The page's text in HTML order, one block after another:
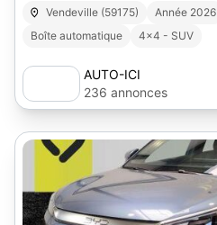
Vendeville (59175) Année 2026
Boîte automatique
4x4 - SUV
AUTO-ICI
236 annonces